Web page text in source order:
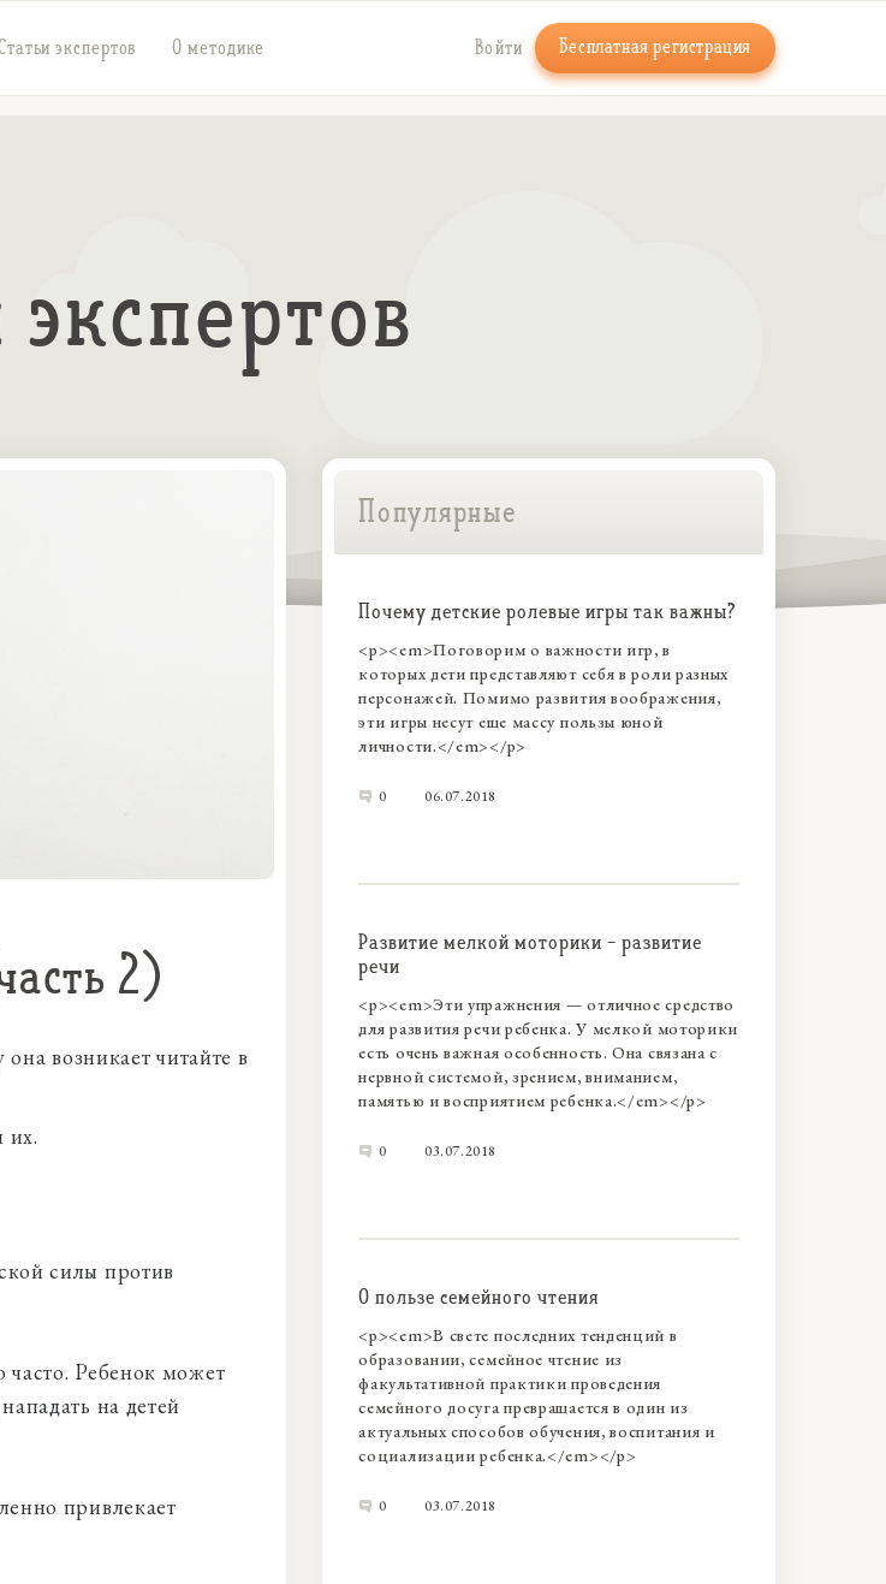
экспертов О методике Войти Бесплатная регистрация
2)
возникает читайте в
их.
силы против
часто. Ребенок может
на детей
привлекает
Популярные
Почему детские ролевые игры так важны?
<p><em>Поговорим о важности игр, в
которых дети представляют себя в роли разных
персонажей. Помимо развития воображения,
эти игры несут еще массу пользы юной
личности.</em></p>
0 06.07.2018
Развитие мелкой моторики - развитие
речи
<p><em>Эти упражнения — отличное средство
для развития речи ребенка. У мелкой моторики
есть очень важная особенность. Она связана с
нервной системой, зрением, вниманием,
памятью и восприятием ребенка.</em></p>
0 03.07.2018
О пользе семейного чтения
<p><em>В свете последних тенденций в
образовании, семейное чтение из
факультативной практики проведения
семейного досуга превращается в один из
актуальных способов обучения, воспитания и
социализации ребенка.</em></p>
0 03.07.2018